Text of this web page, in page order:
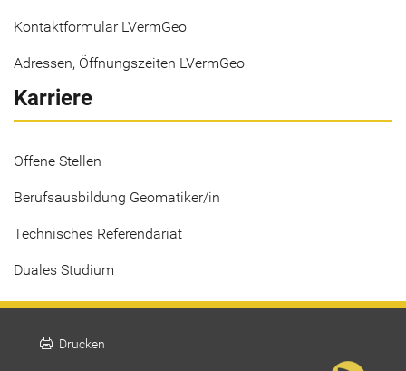
Kontaktformular LVermGeo
Adressen, Öffnungszeiten LVermGeo
Karriere
Offene Stellen
Berufsausbildung Geomatiker/in
Technisches Referendariat
Duales Studium
print Drucken